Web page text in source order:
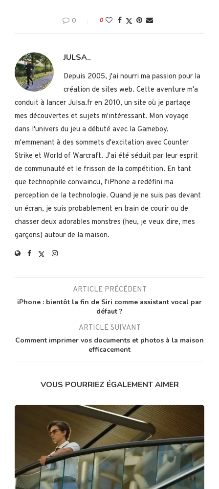
0 0
JULSA_
Depuis 2005, j'ai nourri ma passion pour la
création de sites web. Cette aventure m'a
conduit à lancer Julsa.fr en 2010, un site où je partage
mes découvertes et sujets m'intéressant. Mon voyage
dans l'univers du jeu a débuté avec la Gameboy,
m'emmenant à des sommets d'excitation avec Counter
Strike et World of Warcraft. J'ai été séduit par leur esprit
de communauté et le frisson de la compétition. En tant
que technophile convaincu, l'iPhone a redéfini ma
perception de la technologie. Quand je ne suis pas devant
un écran, je suis probablement en train de courir ou de
chasser deux adorables monstres (heu, je veux dire, mes
garçons) autour de la maison.
ARTICLE PRÉCÉDENT
iPhone : bientôt la fin de Siri comme assistant vocal par
défaut ?
ARTICLE SUIVANT
Comment imprimer vos documents et photos à la maison
efficacement
VOUS POURRIEZ ÉGALEMENT AIMER